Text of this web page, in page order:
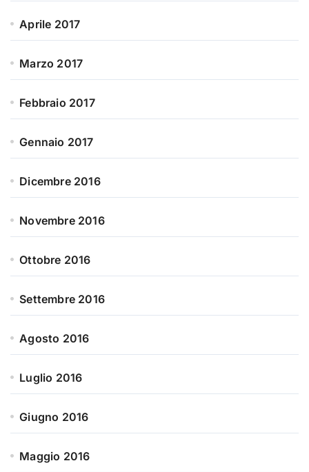
Aprile 2017
Marzo 2017
Febbraio 2017
Gennaio 2017
Dicembre 2016
Novembre 2016
Ottobre 2016
Settembre 2016
Agosto 2016
Luglio 2016
Giugno 2016
Maggio 2016